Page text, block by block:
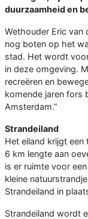
duurzaamheid en
Wethouder Eric van
nog boten op het
stad. Het wordt
in deze omgeving.
recreëren en
komende jaren fors
Amsterdam.”
Strandeiland
Het eiland krijgt een
6 km lengte aan
is er ruimte voor
kleine
Strandeiland in
Strandeiland wordt